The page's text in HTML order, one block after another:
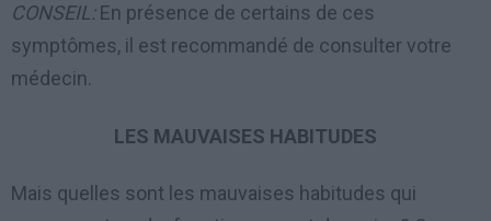
CONSEIL:En présence de certains de ces
symptômes, il est recommandé de consulter votre
médecin.
LES MAUVAISES HABITUDES
Mais quelles sont les mauvaises habitudes qui